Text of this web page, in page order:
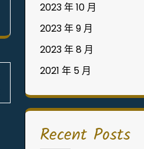
2023 年 10 月
2023 年 9 月
2023 年 8 月
2021 年 5 月
Recent Posts